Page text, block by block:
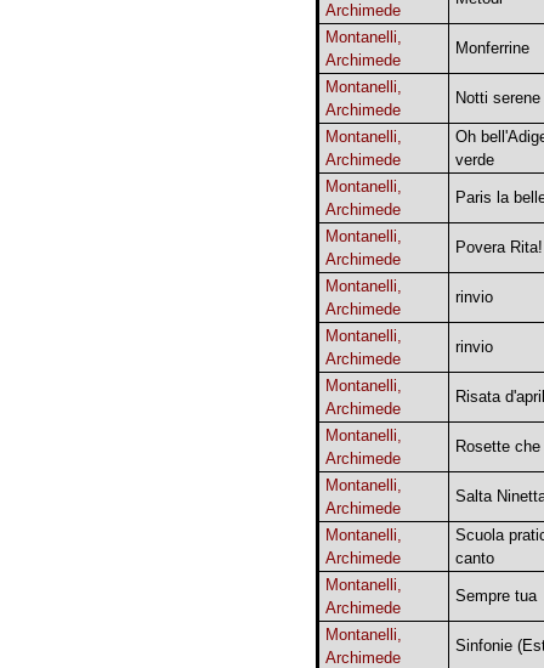
Archimede
Montanelli,
Archimede
Monferrine
Montanelli,
Archimede
Notti serene
Montanelli,
Archimede
Oh
verde
Montanelli,
Archimede
Paris la
Montanelli,
Archimede
Povera Rita!
Montanelli,
Archimede
rinvio
Montanelli,
Archimede
rinvio
Montanelli,
Archimede
Risata
Montanelli,
Archimede
Rosette che
Montanelli,
Archimede
Salta
Montanelli,
Archimede
Scuola
canto
Montanelli,
Archimede
Sempre tua
Montanelli,
Archimede
Sinfonie